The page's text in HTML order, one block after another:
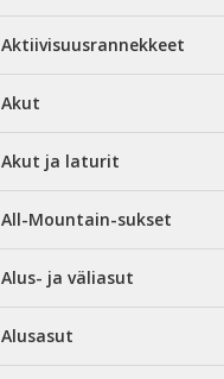
Aktiivisuusrannekkeet
Akut
Akut ja laturit
All-Mountain-sukset
Alus- ja väliasut
Alusasut